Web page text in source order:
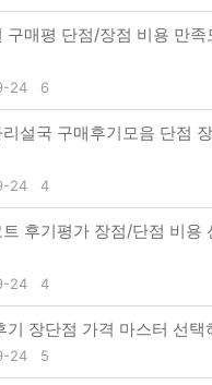
구매평 단점/장점 비용 만족
24 6
설국 구매후기모음 단점
24 4
후기평가 장점/단점 비용
24 4
기 장단점 가격 마스터 선택
24 5